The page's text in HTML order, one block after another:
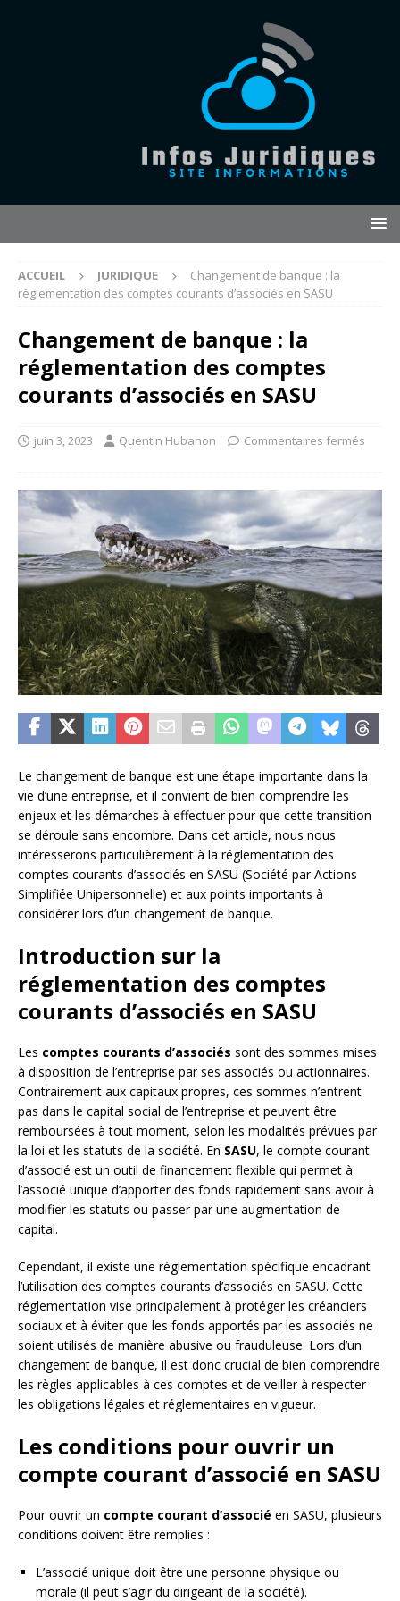
ACCUEIL JURIDIQUE
Changement de banque : la
réglementation des comptes courants d’associés en SASU
Changement de banque : la
réglementation des comptes
courants d’associés en SASU
juin 3, 2023 Quentin Hubanon Commentaires fermés
Le changement de banque est une étape importante dans la
vie d’une entreprise, et il convient de bien comprendre les
enjeux et les démarches à effectuer pour que cette transition
se déroule sans encombre. Dans cet article, nous nous
intéresserons particulièrement à la réglementation des
comptes courants d’associés en SASU (Société par Actions
Simplifiée Unipersonnelle) et aux points importants à
considérer lors d’un changement de banque.
Introduction sur la
réglementation des comptes
courants d’associés en SASU
Les comptes courants d’associés sont des sommes mises
à disposition de l’entreprise par ses associés ou actionnaires.
Contrairement aux capitaux propres, ces sommes n’entrent
pas dans le capital social de l’entreprise et peuvent être
remboursées à tout moment, selon les modalités prévues par
la loi et les statuts de la société. En SASU, le compte courant
d’associé est un outil de financement flexible qui permet à
l’associé unique d’apporter des fonds rapidement sans avoir à
modifier les statuts ou passer par une augmentation de
capital.
Cependant, il existe une réglementation spécifique encadrant
l’utilisation des comptes courants d’associés en SASU. Cette
réglementation vise principalement à protéger les créanciers
sociaux et à éviter que les fonds apportés par les associés ne
soient utilisés de manière abusive ou frauduleuse. Lors d’un
changement de banque, il est donc crucial de bien comprendre
les règles applicables à ces comptes et de veiller à respecter
les obligations légales et réglementaires en vigueur.
Les conditions pour ouvrir un
compte courant d’associé en SASU
Pour ouvrir un compte courant d’associé en SASU, plusieurs
conditions doivent être remplies :
L’associé unique doit être une personne physique ou
morale (il peut s’agir du dirigeant de la société).